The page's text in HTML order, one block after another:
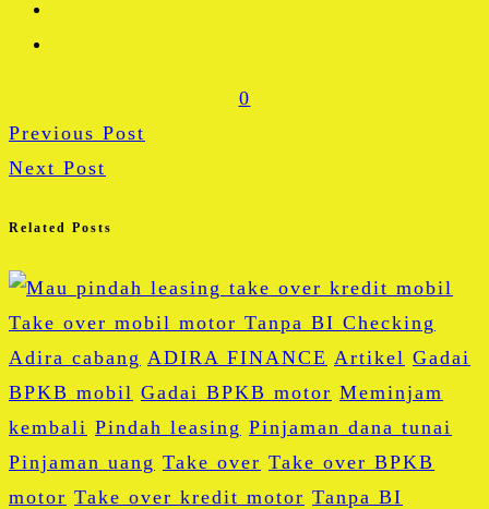
0
Previous Post
Next Post
Related Posts
Adira cabang ADIRA FINANCE Artikel Gadai
BPKB mobil Gadai BPKB motor Meminjam
kembali Pindah leasing Pinjaman dana tunai
Pinjaman uang Take over Take over BPKB
motor Take over kredit motor Tanpa BI